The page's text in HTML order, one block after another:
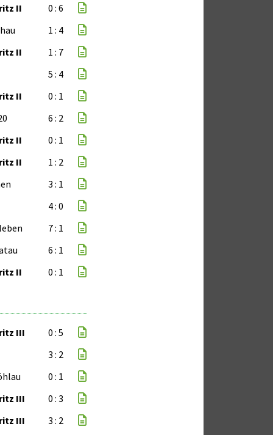
II
0 : 6
1 : 4
II
1 : 7
5 : 4
II
0 : 1
6 : 2
II
0 : 1
II
1 : 2
3 : 1
4 : 0
7 : 1
6 : 1
II 0 : 1
III
0 : 5
3 : 2
0 : 1
III
0 : 3
III
3 : 2